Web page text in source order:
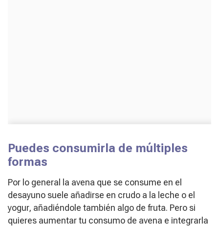
Puedes consumirla de múltiples
formas
Por lo general la avena que se consume en el
desayuno suele añadirse en crudo a la leche o el
yogur, añadiéndole también algo de fruta. Pero si
quieres aumentar tu consumo de avena e integrarla